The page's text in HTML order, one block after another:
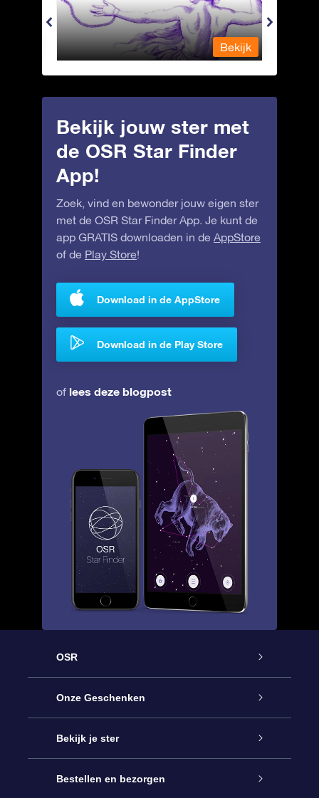
Bekijk
Bekijk jouw ster met
de OSR Star Finder
App!
Zoek, vind en bewonder jouw eigen ster
met de OSR Star Finder App. Je kunt de
app GRATIS downloaden in de AppStore
of de Play Store!
Download in de AppStore
Download in de Play Store
of lees deze blogpost
OSR
Service
Contact
Blog
Onze Geschenken
Online Star Gift
OSR Cadeaupakket
Bekijk je ster
Sterrenregister
Bestellen en bezorgen